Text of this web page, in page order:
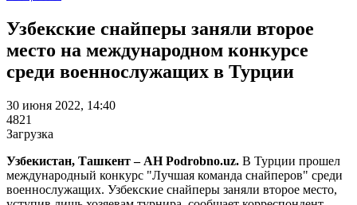
Узбекские снайперы заняли второе
место на международном конкурсе
среди военнослужащих в Турции
30 июня 2022, 14:40
4821
Загрузка
Узбекистан, Ташкент – АН Podrobno.uz. В Турции прошел
международный конкурс "Лучшая команда снайперов" среди
военнослужащих. Узбекские снайперы заняли второе место,